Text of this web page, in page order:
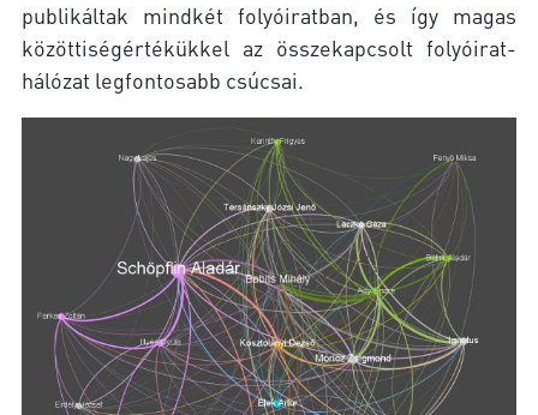
publikáltak mindkét folyóiratban, és így magas
közöttiségértékükkel az összekapcsolt folyóirat-
hálózat legfontosabb csúcsai.